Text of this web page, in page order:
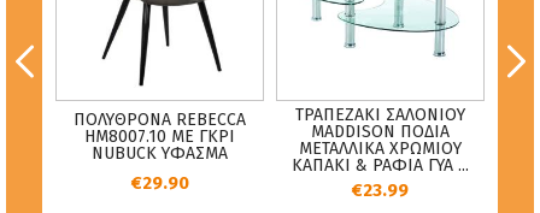
ΠΟΛΥΘΡΟΝΑ REBECCA
HM8007.10 ΜΕ ΓΚΡΙ
NUBUCK ΥΦΑΣΜΑ
€29.90
ΤΡΑΠΕΖΑΚΙ ΣΑΛΟΝΙΟΥ
MADDISON ΠΟΔΙΑ
ΜΕΤΑΛΛΙΚΑ ΧΡΩΜΙΟΥ
ΚΑΠΑΚΙ & ΡΑΦΙΑ ΓΥΑ ...
€23.99